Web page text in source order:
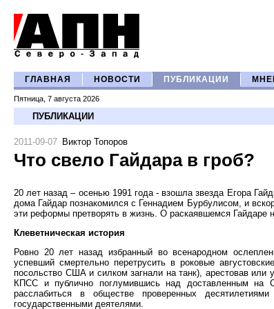
ГЛАВНАЯ НОВОСТИ ПУБЛИКАЦИИ
Пятница, 7 августа 2026
ПУБЛИКАЦИИ
2011-09-07 Виктор Топоров
Что свело Гайдара в гроб?
20 лет назад – осенью 1991 года - взошла звезда Егора
дома Гайдар познакомился с Геннадием Бурбулисом, и
эти реформы претворять в жизнь. О раскаявшемся Гайдаре
Клеветническая история
Ровно 20 лет назад избранный во всенародном
успевший смертельно перетрусить в роковые
посольство США и силком загнали на танк), арестовав или
КПСС и публично поглумившись над доставленным на
расслабиться в обществе проверенных
государственными деятелями.